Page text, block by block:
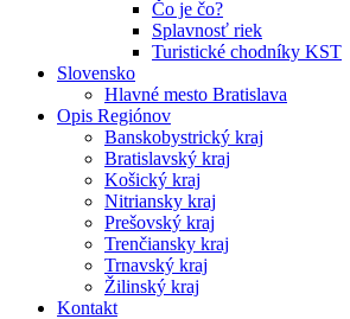
Čo je čo?
Splavnosť riek
Turistické chodníky KST
Slovensko
Hlavné mesto Bratislava
Opis Regiónov
Banskobystrický kraj
Bratislavský kraj
Košický kraj
Nitriansky kraj
Prešovský kraj
Trenčiansky kraj
Trnavský kraj
Žilinský kraj
Kontakt